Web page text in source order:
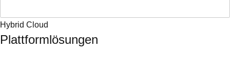
Hybrid Cloud
Plattformlösungen